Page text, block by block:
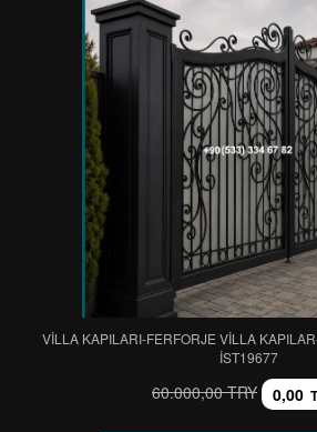
VİLLA KAPILARI-FERFORJE VİLLA
IST19677
60.000,00 TRY 0,00